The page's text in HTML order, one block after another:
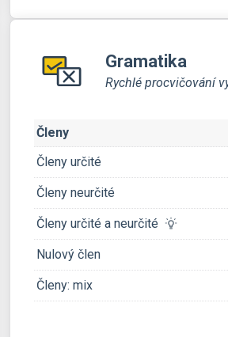
Gramatika
Rychlé procvičování
Členy
Členy určité
Členy neurčité
Členy určité a neurčité
Nulový člen
Členy: mix